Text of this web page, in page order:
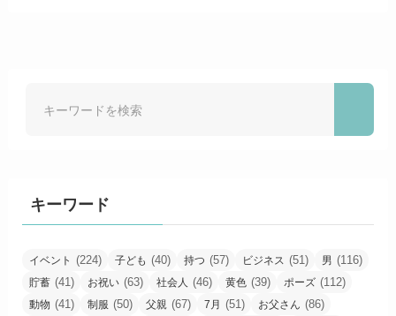
キーワード
イベント (224) 子ども (40) 持つ (57) ビジネス (51) 男 (116)
貯蓄 (41) お祝い (63) 社会人 (46) 黄色 (39) ポーズ (112)
動物 (41) 制服 (50) 父親 (67) 7月 (51) お父さん (86)